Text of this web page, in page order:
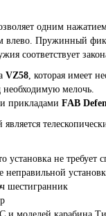
одним
влево. Пружинный
соответствует
VZ58, которая имеет
мелочь.
прикладами FAB
является
установка не
неправильной
шестигранник